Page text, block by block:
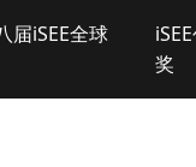
届iSEE全球
奖